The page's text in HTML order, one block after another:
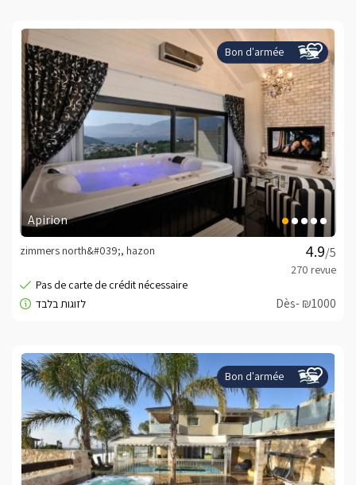
Bon d'armée
Apirion
/5
zimmers north&#039;, hazon
Dès- ₪1000
Bon d'armée